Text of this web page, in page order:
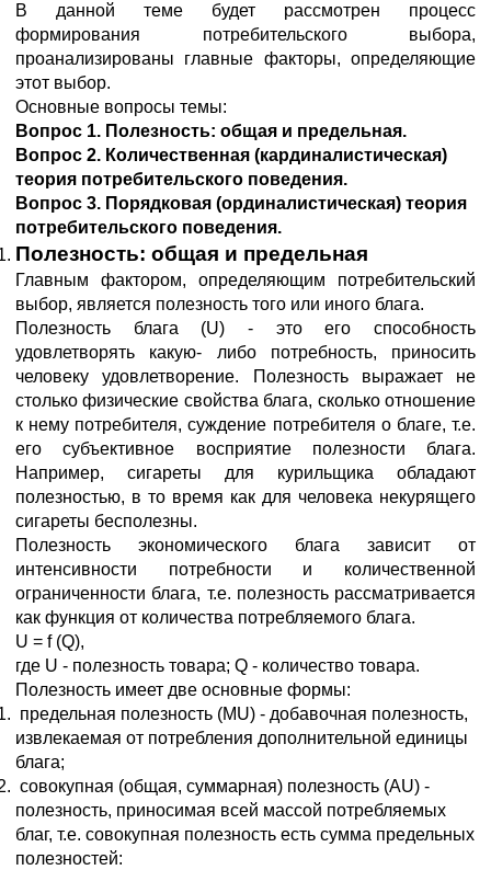
В данной теме будет рассмотрен процесс
формирования потребительского выбора,
проанализированы главные факторы, определяющие
этот выбор.
Основные вопросы темы:
Вопрос 1. Полезность: общая и предельная.
Вопрос 2. Количественная (кардиналистическая)
теория потребительского поведения.
Вопрос 3. Порядковая (ординалистическая) теория
потребительского поведения.
Полезность: общая и предельная
Главным фактором, определяющим потребительский
выбор, является полезность того или иного блага.
Полезность блага (U) - это его способность
удовлетворять какую- либо потребность, приносить
человеку удовлетворение. Полезность выражает не
столько физические свойства блага, сколько отношение
к нему потребителя, суждение потребителя о благе, т.е.
его субъективное восприятие полезности блага.
Например, сигареты для курильщика обладают
полезностью, в то время как для человека некурящего
сигареты бесполезны.
Полезность экономического блага зависит от
интенсивности потребности и количественной
ограниченности блага, т.е. полезность рассматривается
как функция от количества потребляемого блага.
U = f (Q),
где U - полезность товара; Q - количество товара.
Полезность имеет две основные формы:
предельная полезность (MU) - добавочная полезность,
извлекаемая от потребления дополнительной единицы
блага;
совокупная (общая, суммарная) полезность (AU) -
полезность, приносимая всей массой потребляемых
благ, т.е. совокупная полезность есть сумма предельных
полезностей: